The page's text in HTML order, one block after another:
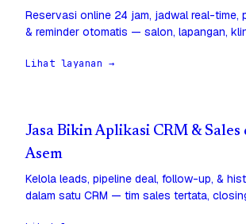
Reservasi online 24 jam, jadwal real-time,
& reminder otomatis — salon, lapangan,
Lihat layanan →
Jasa Bikin Aplikasi CRM &
Asem
Kelola leads, pipeline deal, follow-up, &
dalam satu CRM — tim sales tertata,